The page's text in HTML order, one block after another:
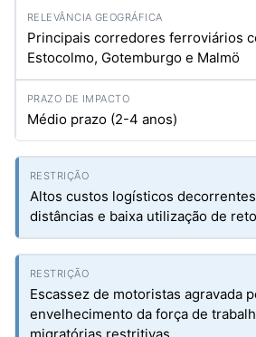
Principais corredores ferroviários
Estocolmo, Gotemburgo e Malmö
Médio prazo (2-4 anos)
Altos custos logísticos
distâncias e baixa utilização de
Escassez de motoristas agravada
envelhecimento da força de